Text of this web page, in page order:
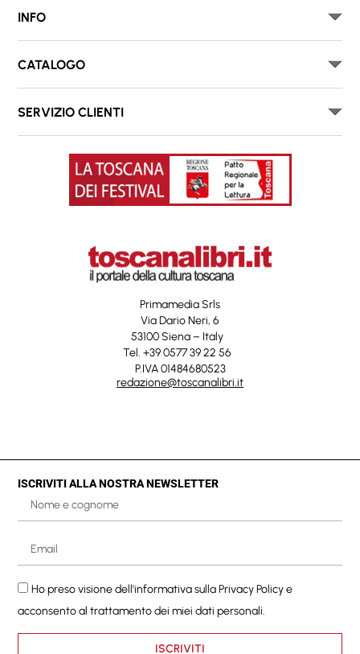
INFO
CATALOGO
SERVIZIO CLIENTI
Primamedia Srls
Via Dario Neri, 6
53100 Siena – Italy
Tel. +39 0577 39 22 56
P.IVA 01484680523
redazione@toscanalibri.it
ISCRIVITI ALLA NOSTRA NEWSLETTER
Ho preso visione dell'informativa sullaPrivacy Policye
acconsento al trattamento dei miei dati personali.
ISCRIVITI